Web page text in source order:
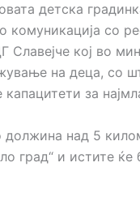
детска
комуникација со
Славејче кој во
на деца, со
за
должина над 5
град“ и истите